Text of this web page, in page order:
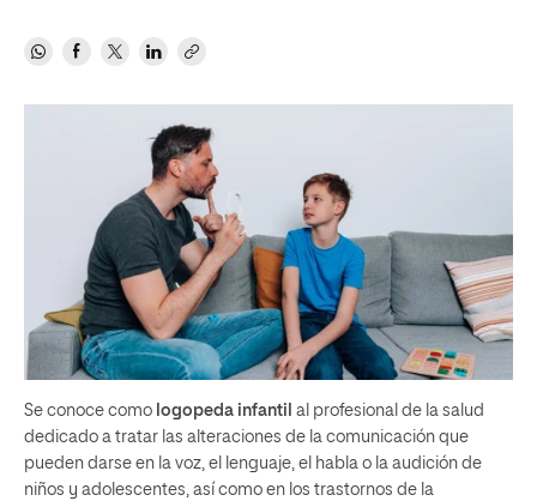
Se conoce como logopeda infantil al profesional de la salud
dedicado a tratar las alteraciones de la comunicación que
pueden darse en la voz, el lenguaje, el habla o la audición de
niños y adolescentes, así como en los trastornos de la